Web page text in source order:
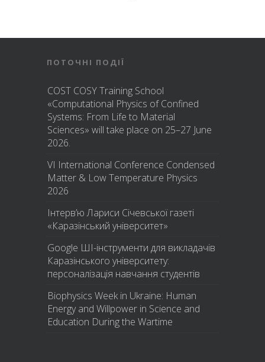
ПОТОЧНІ ПОДІЇ
COST COSY Training School
«Computational Physics of Confined
Systems: From Life to Material
Sciences» will take place on 25–27 June
2026.
VI International Conference Condensed
Matter & Low Temperature Physics
2026
Інтерв’ю Лариси Січевської газеті
«Каразінський університет»
Google ШІ-інструменти для викладачів
Каразінського університету:
персоналізація навчання студентів
Biophysics Week in Ukraine: Human
Energy and Willpower in Science and
Education During the Wartime